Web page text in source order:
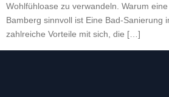
Wohlfühloase zu verwandeln. Warum
Bamberg sinnvoll ist Eine Bad-Sanierung
zahlreiche Vorteile mit sich, die […]